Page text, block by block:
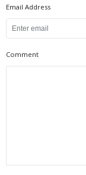
Email Address
Comment